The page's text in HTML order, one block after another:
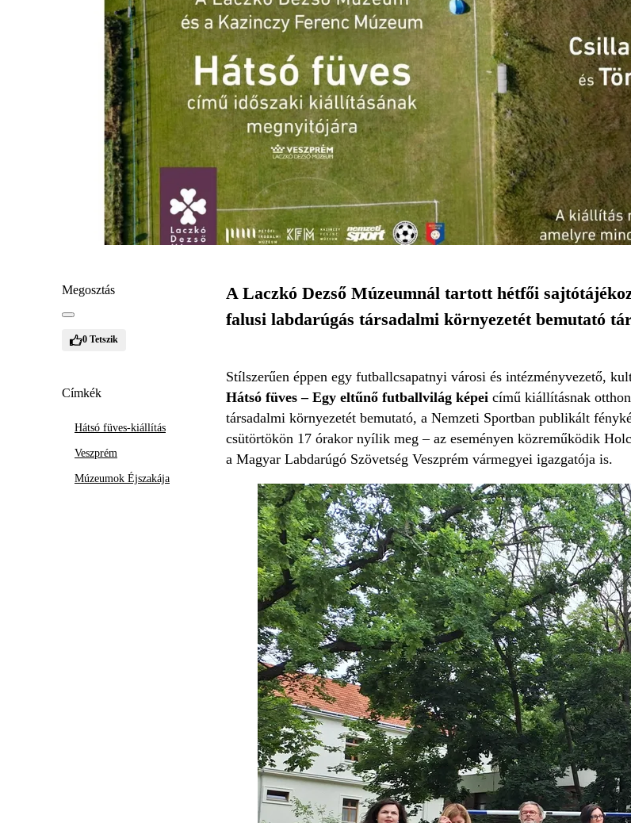
Megosztás
0 Tetszik
Címkék
Hátsó füves-kiállítás
Veszprém
Múzeumok Éjszakája
A Laczkó Dezső Múzeumnál tartott hétfői
falusi labdarúgás társadalmi környezetét bemutató
Stílszerűen éppen egy futballcsapatnyi városi és intézményvezető,
Hátsó füves – Egy eltűnő futballvilág képei című kiállításnak
társadalmi környezetét bemutató, a Nemzeti Sportban publikált
csütörtökön 17 órakor nyílik meg – az eseményen közreműködik
a Magyar Labdarúgó Szövetség Veszprém vármegyei igazgatója is.